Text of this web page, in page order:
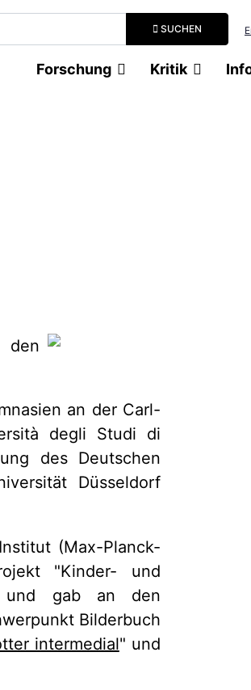
SUCHEN
Forschung Kritik
den
an der Carl-
degli Studi di
des Deutschen
Düsseldorf
(Max-Planck-
"Kinder- und
und gab an den
Bilderbuch
intermedial" und